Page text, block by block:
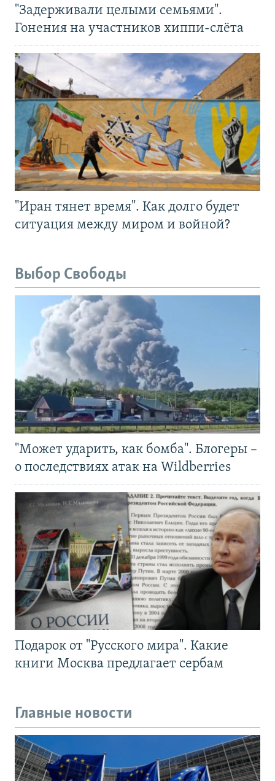
"Задерживали целыми семьями".
Гонения на участников хиппи-слёта
"Иран тянет время". Как долго будет
ситуация между миром и войной?
Выбор Свободы
"Может ударить, как бомба". Блогеры –
о последствиях атак на Wildberries
Подарок от "Русского мира". Какие
книги Москва предлагает сербам
Главные новости